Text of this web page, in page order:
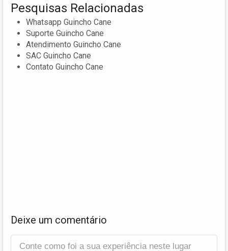
Pesquisas Relacionadas
Whatsapp Guincho Cane
Suporte Guincho Cane
Atendimento Guincho Cane
SAC Guincho Cane
Contato Guincho Cane
Deixe um comentário